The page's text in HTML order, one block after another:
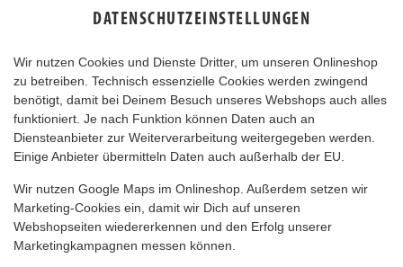
DATENSCHUTZEINSTELLUNGEN
Wir nutzen Cookies und Dienste Dritter, um unseren Onlineshop
zu betreiben. Technisch essenzielle Cookies werden zwingend
benötigt, damit bei Deinem Besuch unseres Webshops auch alles
funktioniert. Je nach Funktion können Daten auch an
Diensteanbieter zur Weiterverarbeitung weitergegeben werden.
Einige Anbieter übermitteln Daten auch außerhalb der EU.
Wir nutzen Google Maps im Onlineshop. Außerdem setzen wir
Marketing-Cookies ein, damit wir Dich auf unseren
Webshopseiten wiedererkennen und den Erfolg unserer
Marketingkampagnen messen können.
GRANATAPFEL LIMO